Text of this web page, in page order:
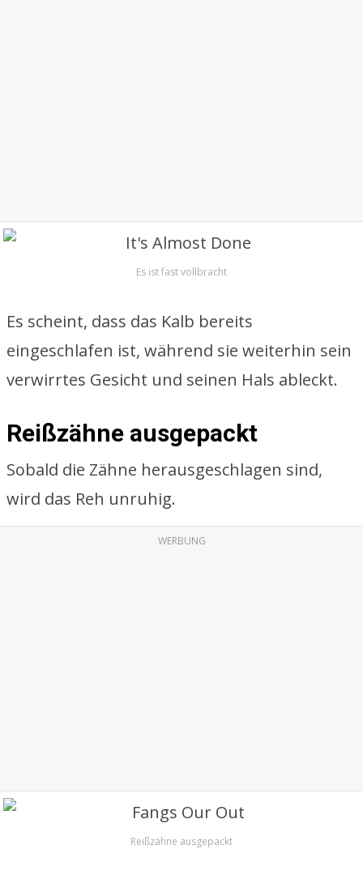
Es ist fast vollbracht
Es scheint, dass das Kalb bereits
eingeschlafen ist, während sie weiterhin sein
verwirrtes Gesicht und seinen Hals ableckt.
Reißzähne ausgepackt
Sobald die Zähne herausgeschlagen sind,
wird das Reh unruhig.
WERBUNG
Reißzähne ausgepackt